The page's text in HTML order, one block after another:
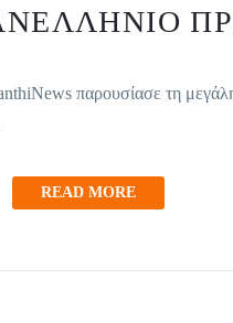
παρουσίασε τη
READ MORE